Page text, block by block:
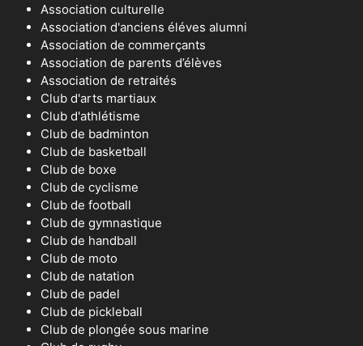
Association culturelle
Association d'anciens éléves alumni
Association de commerçants
Association de parents d’élèves
Association de retraités
Club d'arts martiaux
Club d'athlétisme
Club de badminton
Club de basketball
Club de boxe
Club de cyclisme
Club de football
Club de gymnastique
Club de handball
Club de moto
Club de natation
Club de padel
Club de pickleball
Club de plongée sous marine